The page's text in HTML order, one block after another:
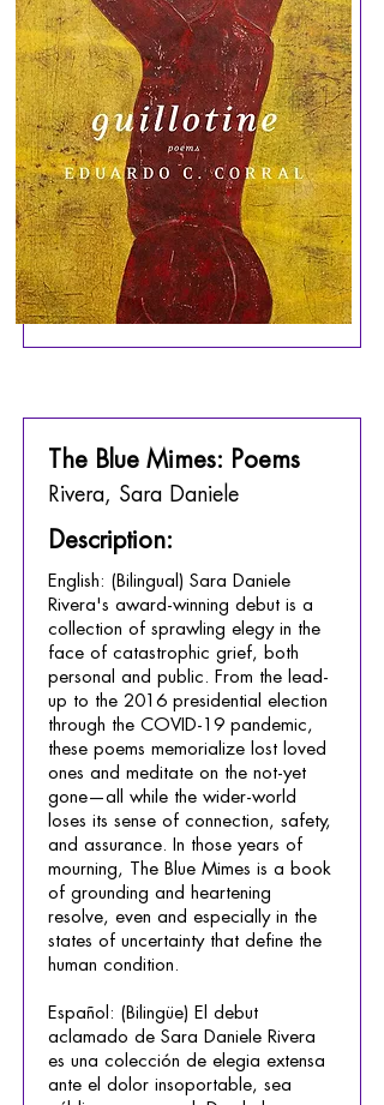
The Blue Mimes: Poems
Rivera, Sara Daniele
Description:
English: (Bilingual) Sara Daniele
Rivera's award-winning debut is a
collection of sprawling elegy in the
face of catastrophic grief, both
personal and public. From the lead-
up to the 2016 presidential election
through the COVID-19 pandemic,
these poems memorialize lost loved
ones and meditate on the not-yet
gone—all while the wider-world
loses its sense of connection, safety,
and assurance. In those years of
mourning, The Blue Mimes is a book
of grounding and heartening
resolve, even and especially in the
states of uncertainty that define the
human condition.
Español: (Bilingüe) El debut
aclamado de Sara Daniele Rivera
es una colección de elegia extensa
ante el dolor insoportable, sea